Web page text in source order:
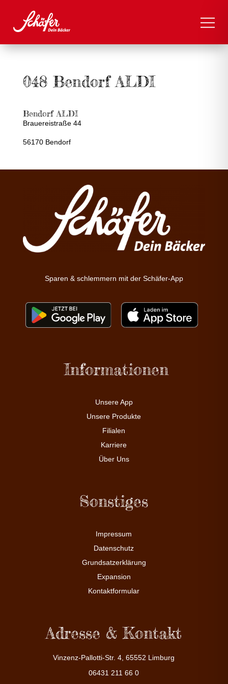
048 Bendorf ALDI
Bendorf ALDI
Brauereistraße 44
56170 Bendorf
Sparen & schlemmern mit der Schäfer-App
Informationen
Unsere App
Unsere Produkte
Filialen
Karriere
Über Uns
Sonstiges
Impressum
Datenschutz
Grundsatzerklärung
Expansion
Kontaktformular
Adresse & Kontakt
Vinzenz-Pallotti-Str. 4, 65552 Limburg
06431 211 66 0